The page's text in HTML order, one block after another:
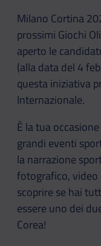
Milano Cortina
prossimi Giochi
aperto le
(alla data del 4
questa iniziativa
Internazionale.
È la tua
grandi eventi
la narrazione
fotografico, video
scoprire se hai
essere uno dei
Corea!